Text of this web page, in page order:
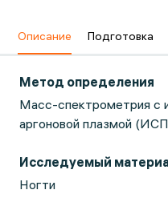
Описание Подготовка
Метод определения
Масс-спектрометрия с
аргоновой плазмой
Исследуемый
Ногти